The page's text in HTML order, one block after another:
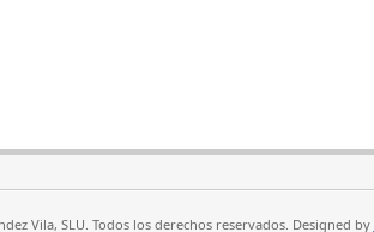
Vila, SLU. Todos los derechos reservados. Designed by